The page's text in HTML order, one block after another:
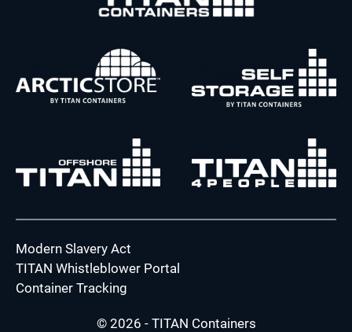
Modern Slavery Act
TITAN Whistleblower Portal
Container Tracking
© 2026 - TITAN Containers